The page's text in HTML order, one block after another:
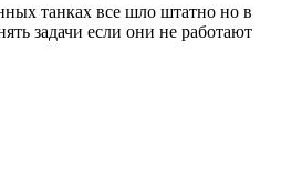
танках все шло штатно но в
задачи если они не работают